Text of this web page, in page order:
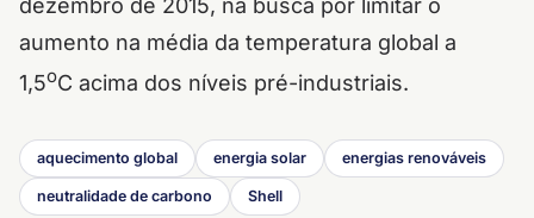
dezembro de 2015, na busca por limitar o
aumento na média da temperatura global a
1,5oC acima dos níveis pré-industriais.
aquecimento global energia solar energias renováveis
neutralidade de carbono Shell